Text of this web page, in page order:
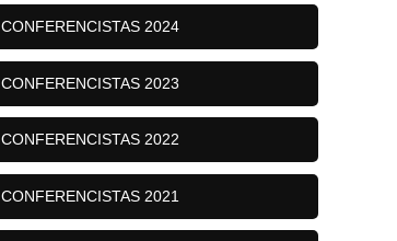
CONFERENCISTAS 2024
CONFERENCISTAS 2023
CONFERENCISTAS 2022
CONFERENCISTAS 2021